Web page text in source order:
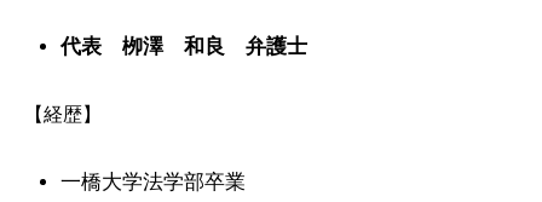
代表 栁澤 和良 弁護士
【経歴】
一橋大学法学部卒業